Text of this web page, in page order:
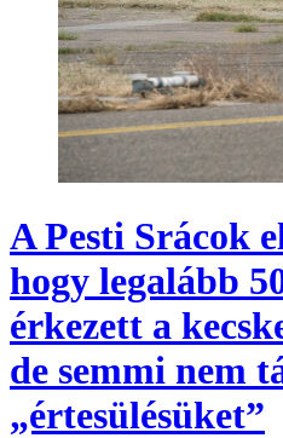
A Pesti Srácok
hogy legalább
érkezett a
de semmi nem
„értesülésüket”